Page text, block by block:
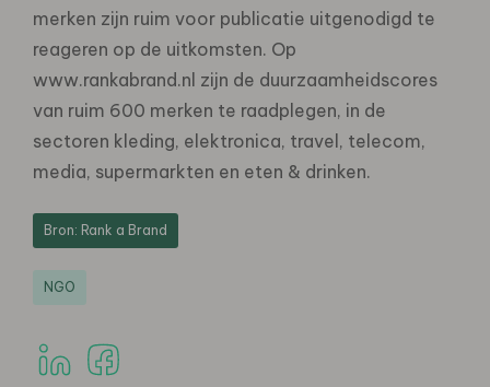
merken zijn ruim voor publicatie uitgenodigd te
reageren op de uitkomsten. Op
www.rankabrand.nl zijn de duurzaamheidscores
van ruim 600 merken te raadplegen, in de
sectoren kleding, elektronica, travel, telecom,
media, supermarkten en eten & drinken.
Bron: Rank a Brand
NGO